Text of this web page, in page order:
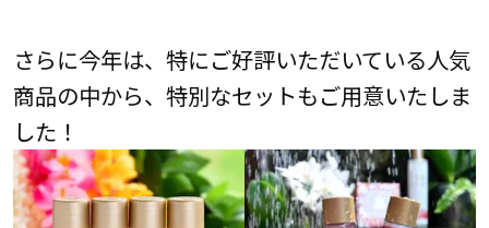
さらに今年は、特にご好評いただいている人気
商品の中から、特別なセットもご用意いたしま
した！